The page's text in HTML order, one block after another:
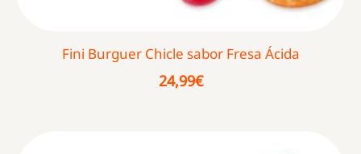
Fini Burguer Chicle sabor Fresa Ácida
24,99€